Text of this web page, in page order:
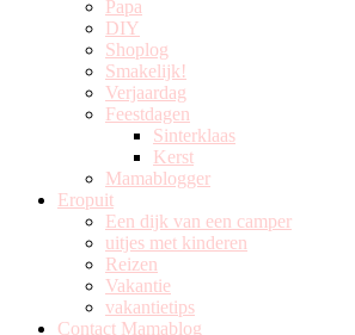
Papa
DIY
Shoplog
Smakelijk!
Verjaardag
Feestdagen
Sinterklaas
Kerst
Mamablogger
Eropuit
Een dijk van een camper
uitjes met kinderen
Reizen
Vakantie
vakantietips
Contact Mamablog